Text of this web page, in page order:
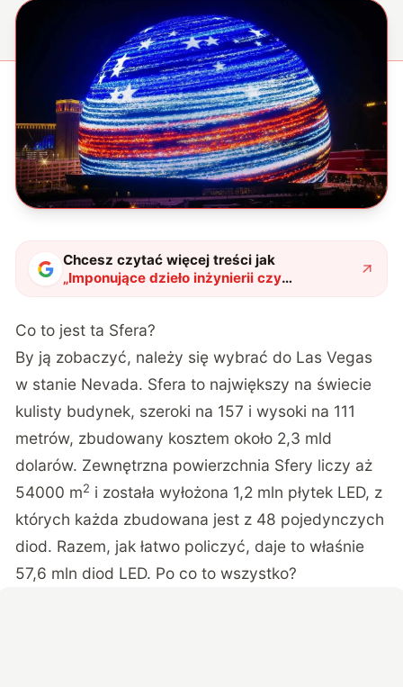
Chcesz czytać więcej treści jak
„Imponujące dzieło inżynierii czy
największy baner reklamowy świata? Sfera
Co to jest ta Sfera?
By ją zobaczyć, należy się wybrać do Las Vegas
w stanie Nevada. Sfera to największy na świecie
kulisty budynek, szeroki na 157 i wysoki na 111
metrów, zbudowany kosztem około 2,3 mld
dolarów. Zewnętrzna powierzchnia Sfery liczy aż
54000 m2 i została wyłożona 1,2 mln płytek LED, z
których każda zbudowana jest z 48 pojedynczych
diod. Razem, jak łatwo policzyć, daje to właśnie
57,6 mln diod LED. Po co to wszystko?